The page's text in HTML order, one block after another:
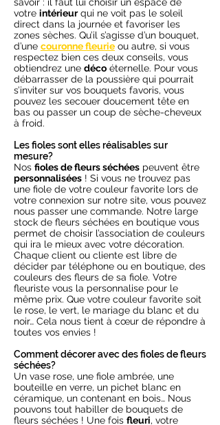
savoir : il faut lui choisir un espace de
votre intérieurqui ne voit pas le soleil
direct dans la journée et favoriser les
zones sèches. Qu’il s’agisse d’un bouquet,
d’une couronne fleurie ou autre, si vous
respectez bien ces deux conseils, vous
obtiendrez une déco éternelle. Pour vous
débarrasser de la poussière qui pourrait
s’inviter sur vos bouquets favoris, vous
pouvez les secouer doucement tête en
bas ou passer un coup de sèche-cheveux
à froid.
Les fioles sont elles réalisables sur
mesure?
Nos fioles de fleurs séchées peuvent être
personnalisées ! Si vous ne trouvez pas
une fiole de votre couleur favorite lors de
votre connexion sur notre site, vous pouvez
nous passer une commande. Notre large
stock de fleurs séchées en boutique vous
permet de choisir l’association de couleurs
qui ira le mieux avec votre décoration.
Chaque client ou cliente est libre de
décider par téléphone ou en boutique, des
couleurs des fleurs de sa fiole. Votre
fleuriste vous la personnalise pour le
même prix. Que votre couleur favorite soit
le rose, le vert, le mariage du blanc et du
noir… Cela nous tient à cœur de répondre à
toutes vos envies !
Comment décorer avec des fioles de fleurs
séchées?
Un vase rose, une fiole ambrée, une
bouteille en verre, un pichet blanc en
céramique, un contenant en bois… Nous
pouvons tout habiller de bouquets de
fleurs séchées ! Une fois fleuri, votre